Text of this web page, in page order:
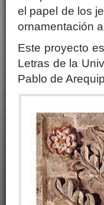
el papel de los
ornamentación
Este proyecto
Letras de la
Pablo de